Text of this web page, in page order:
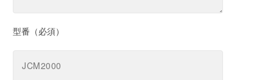
型番（必須）